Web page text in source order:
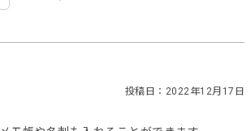
投稿日：2022年12月17日